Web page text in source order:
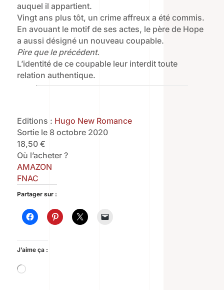
auquel il appartient.
Vingt ans plus tôt, un crime affreux a été commis.
En avouant le motif de ses actes, le père de Hope
a aussi désigné un nouveau coupable.
Pire que le précédent.
L’identité de ce coupable leur interdit toute
relation authentique.
Editions : Hugo New Romance
Sortie le 8 octobre 2020
18,50 €
Où l’acheter ?
AMAZON
FNAC
Partager sur :
J’aime ça :
Chargement…